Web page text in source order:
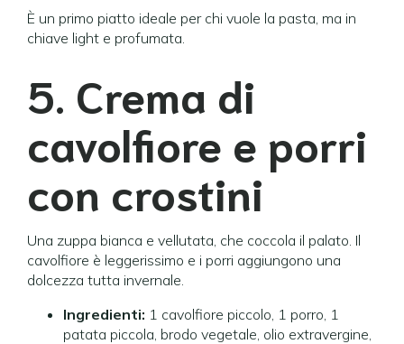
È un primo piatto ideale per chi vuole la pasta, ma in
chiave light e profumata.
5. Crema di
cavolfiore e porri
con crostini
Una zuppa bianca e vellutata, che coccola il palato. Il
cavolfiore è leggerissimo e i porri aggiungono una
dolcezza tutta invernale.
Ingredienti: 1 cavolfiore piccolo, 1 porro, 1
patata piccola, brodo vegetale, olio extravergine,